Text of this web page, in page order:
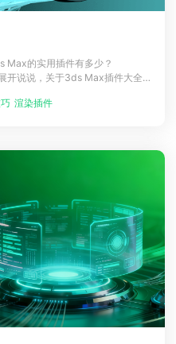
Max的实用插件有多少？
开说说，关于3ds Max插件大全的
力推动行业快速发展，被誉为国
渲染插件